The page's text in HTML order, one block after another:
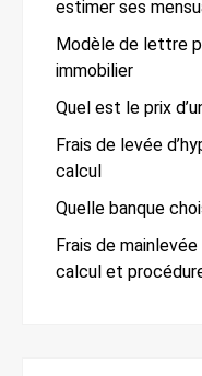
estimer ses
Modèle de lettre
immobilier
Quel est le prix
Frais de levée
calcul
Quelle banque
Frais de
calcul et